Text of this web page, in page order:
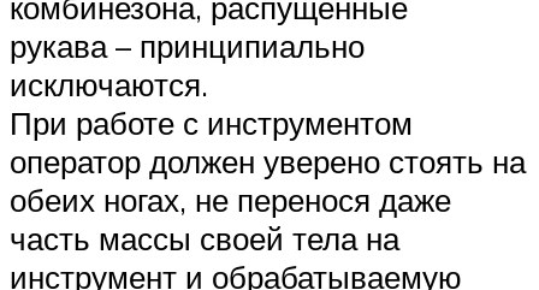
рукава – принципиально
исключаются.
При работе с инструментом
оператор должен уверено стоять на
обеих ногах, не перенося даже
часть массы своей тела на
инструмент и обрабатываемую